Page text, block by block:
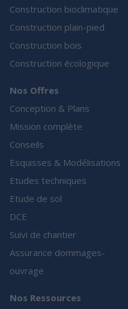
Construction bioclimatique
Construction plain-pied
Construction bois
Construction écologique
Nos Offres
Conception & Plans
Mission complète
Conseils
Esquisses & Modélisations
Etudes techniques
Etude de sol
DCE
Suivi de chantier
Assurance dommages-
ouvrage
Nos Ressources